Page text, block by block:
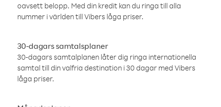
oavsett belopp. Med din kredit kan du ringa till alla
nummer i världen till Vibers låga priser.
30-dagars samtalsplaner
30-dagars samtalplanen låter dig ringa internationella
samtal till din valfria destination i 30 dagar med Vibers
låga priser.